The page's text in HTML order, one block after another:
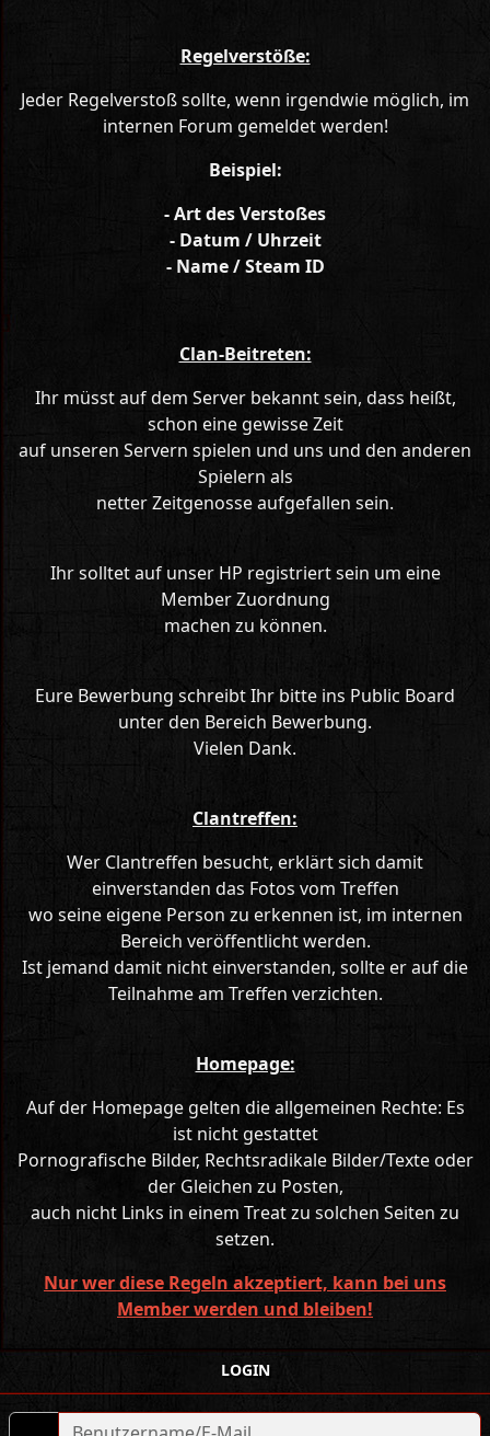
Regelverstöße:
Jeder Regelverstoß sollte, wenn irgendwie möglich, im
internen Forum gemeldet werden!
Beispiel:
- Art des Verstoßes
- Datum / Uhrzeit
- Name / Steam ID
Clan-Beitreten:
Ihr müsst auf dem Server bekannt sein, dass heißt,
schon eine gewisse Zeit
auf unseren Servern spielen und uns und den anderen
Spielern als
netter Zeitgenosse aufgefallen sein.
Ihr solltet auf unser HP registriert sein um eine
Member Zuordnung
machen zu können.
Eure Bewerbung schreibt Ihr bitte ins Public Board
unter den Bereich Bewerbung.
Vielen Dank.
Clantreffen:
Wer Clantreffen besucht, erklärt sich damit
einverstanden das Fotos vom Treffen
wo seine eigene Person zu erkennen ist, im internen
Bereich veröffentlicht werden.
Ist jemand damit nicht einverstanden, sollte er auf die
Teilnahme am Treffen verzichten.
Homepage:
Auf der Homepage gelten die allgemeinen Rechte: Es
ist nicht gestattet
Pornografische Bilder, Rechtsradikale Bilder/Texte oder
der Gleichen zu Posten,
auch nicht Links in einem Treat zu solchen Seiten zu
setzen.
Nur wer diese Regeln akzeptiert, kann bei uns
Member werden und bleiben!
LOGIN